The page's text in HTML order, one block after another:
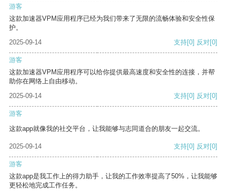
游客
这款加速器VPM应用程序已经为我们带来了无限的流畅体验和安全性保
护。
2025-09-14
支持[0] 反对[0]
游客
这款加速器VPM应用程序可以给你提供最高速度和安全性的连接，并帮
助你在网络上自由移动。
2025-09-14
支持[0] 反对[0]
游客
这款app就像我的社交平台，让我能够与志同道合的朋友一起交流。
2025-09-14 支持[0] 反对[0]
游客
这款app是我工作上的得力助手，让我的工作效率提高了50%，让我能够
更轻松地完成工作任务。